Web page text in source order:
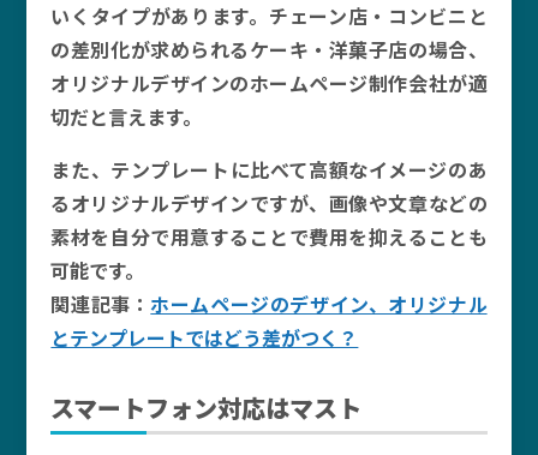
いくタイプがあります。チェーン店・コンビニと
の差別化が求められるケーキ・洋菓子店の場合、
オリジナルデザインのホームページ制作会社が適
切だと言えます。
また、テンプレートに比べて高額なイメージのあ
るオリジナルデザインですが、画像や文章などの
素材を自分で用意することで費用を抑えることも
可能です。
関連記事：ホームページのデザイン、オリジナル
とテンプレートではどう差がつく？
スマートフォン対応はマスト